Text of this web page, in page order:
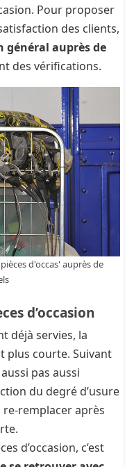
Pour proposer
des clients,
général auprès de
des vérifications.
d'occas' auprès de
d’occasion
déjà servies, la
plus courte. Suivant
pas aussi
du degré d’usure
remplacer après
d’occasion, c’est